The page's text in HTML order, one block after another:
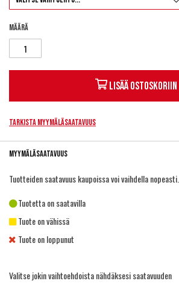
Määrä
Lisää ostoskoriin
Tarkista myymäläsaatavuus
Myymäläsaatavuus
Tuotteiden saatavuus kaupoissa voi vaihdella nopeasti.
Tuotetta on saatavilla
Tuote on vähissä
Tuote on loppunut
Valitse jokin vaihtoehdoista nähdäksesi saatavuuden